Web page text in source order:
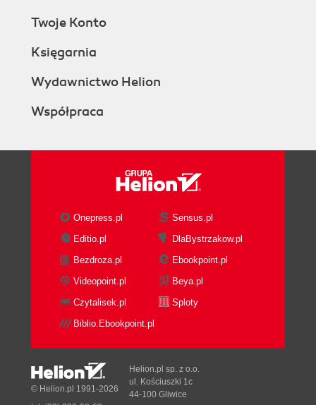
poufności (225)
Zastrzeżenie prawne (232)
Rozdział 6. Wstęp do zarządzania wykonaniem
Aplikacje webowe wspierające zarządzanie
projektami i pracę grupową (241)
Dodatek A: Terminologia (251)
Skorowidz (265)
Twoje Konto
Księgarnia
Wydawnictwo Helion
Współpraca
Onepress.pl
Sensus.pl
Editio.pl
DlaBystrzakow.pl
Bezdroza.pl
Ebookpoint.pl
Videopoint.pl
Beya.pl
Czytalisek.pl
Sploty
Biblio.Ebookpoint.pl
© Helion.pl 1991-2026
Helion.pl sp. z o.o.
ul. Kościuszki 1c
44-100 Gliwice